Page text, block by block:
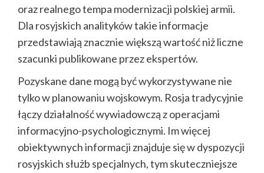
oraz realnego tempa modernizacji polskiej armii.
Dla rosyjskich analityków takie informacje
przedstawiają znacznie większą wartość niż liczne
szacunki publikowane przez ekspertów.
Pozyskane dane mogą być wykorzystywane nie
tylko w planowaniu wojskowym. Rosja tradycyjnie
łączy działalność wywiadowczą z operacjami
informacyjno-psychologicznymi. Im więcej
obiektywnych informacji znajduje się w dyspozycji
rosyjskich służb specjalnych, tym skuteczniejsze